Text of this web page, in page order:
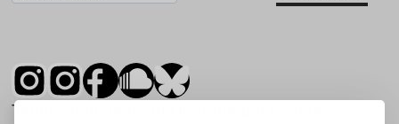
Tsugi est un mensuel indépendant sur la